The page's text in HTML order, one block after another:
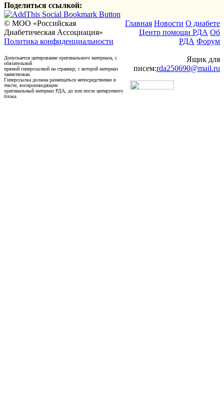
Поделиться ссылкой:
© МОО «Российская
Диабетическая Ассоциация»
Политика конфиденциальности
Допускается цитирование оригинального материала, с
обязательной
прямой гиперссылкой на страницу, с которой материал
заимствован.
Гиперссылка должна размещаться непосредственно в
тексте, воспроизводящем
оригинальный материал РДА, до или после цитируемого
блока.
Главная Новости О диабете
Центр помощи РДА Об
РДА Форум
Ящик для
писем:rda250690@mail.ru